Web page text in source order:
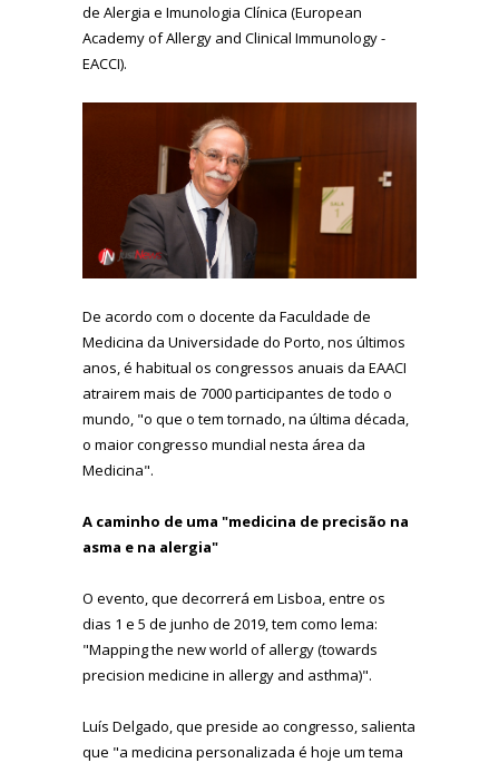
de Alergia e Imunologia Clínica (European
Academy of Allergy and Clinical Immunology -
EACCI).
De acordo com o docente da Faculdade de
Medicina da Universidade do Porto, nos últimos
anos, é habitual os congressos anuais da EAACI
atrairem mais de 7000 participantes de todo o
mundo, "o que o tem tornado, na última década,
o maior congresso mundial nesta área da
Medicina".
A caminho de uma "medicina de precisão na
asma e na alergia"
O evento, que decorrerá em Lisboa, entre os
dias 1 e 5 de junho de 2019, tem como lema:
"Mapping the new world of allergy (towards
precision medicine in allergy and asthma)".
Luís Delgado, que preside ao congresso, salienta
que "a medicina personalizada é hoje um tema